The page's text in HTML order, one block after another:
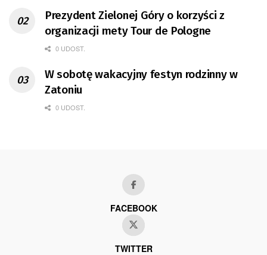
Prezydent Zielonej Góry o korzyści z
organizacji mety Tour de Pologne
0 UDOST.
W sobotę wakacyjny festyn rodzinny w
Zatoniu
0 UDOST.
FACEBOOK
TWITTER